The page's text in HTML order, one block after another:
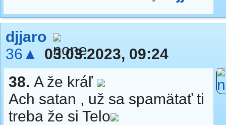
djjaro
36▲
03.03.2023, 09:24
38. A že kráľ
Ach satan , už sa spamätať ti
treba že si Telo